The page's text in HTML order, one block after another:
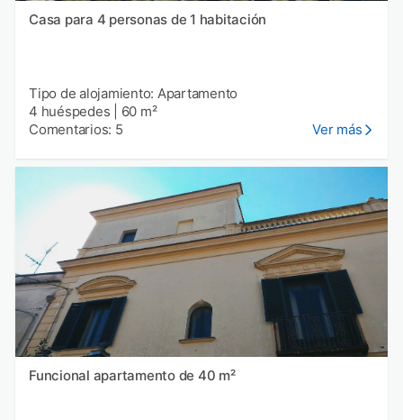
Casa para 4 personas de 1 habitación
Tipo de alojamiento: Apartamento
4 huéspedes
60 m²
Comentarios: 5
Ver más
Funcional apartamento de 40 m²